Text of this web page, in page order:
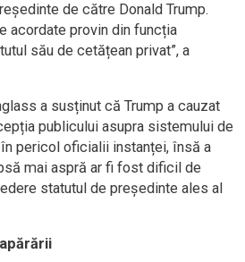
de către Donald Trump.
acordate provin din funcția
său de cetățean privat”, a
a susținut că Trump a cauzat
publicului asupra sistemului de
pericol oficialii instanței, însă a
mai aspră ar fi fost dificil de
statutul de președinte ales al